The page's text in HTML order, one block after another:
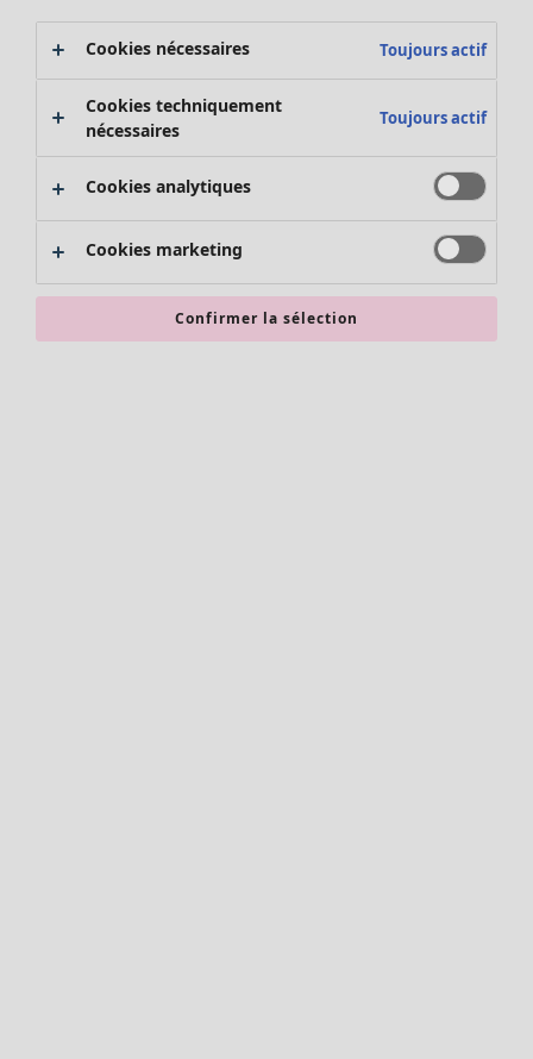
Promos SOLDES
Les promos de Gudrun Sjödén
Nouvel arrivage
Bonnes affaires en soldes - jusqu'à -70
Cookies nécessaires Toujours actif
Cookies techniquement
nécessaires
Toujours actif
Cookies analytiques
Cookies marketing
Confirmer la sélection